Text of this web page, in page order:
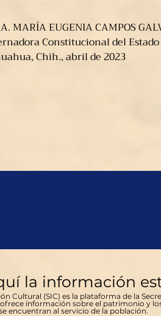
MARÍA EUGENIA CAMPOS
Constitucional del
Chih., abril de 2023
la información
Cultural (SIC) es la plataforma de la
información sobre el patrimonio y
encuentran al servicio de la población.